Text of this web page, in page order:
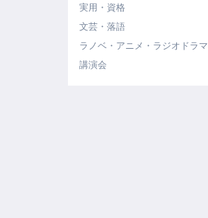
実用・資格
文芸・落語
ラノベ・アニメ・ラジオドラマ
講演会